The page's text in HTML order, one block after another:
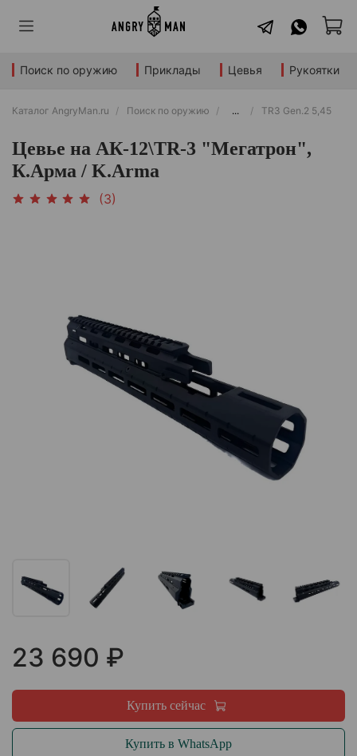
Поиск по оружию Приклады Цевья Рукоятки
Каталог AngryMan.ru Поиск по оружию ... TR3 Gen.2 5,45
Цевье на АК-12\TR-3 "Мегатрон",
К.Арма / K.Arma
(3)
23 690 ₽
Купить сейчас
Купить в WhatsApp